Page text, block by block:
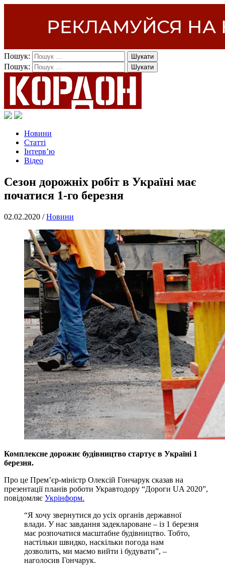
Пошук:
Пошук:
Новини
Статті
Інтерв’ю
Відео
Сезон дорожніх робіт в Україні має
початися 1-го березня
02.02.2020 /Новини
Комплексне дорожнє будівництво стартує в Україні 1
березня.
Про це Прем’єр-міністр Олексій Гончарук сказав на
презентації планів роботи Укравтодору “Дороги UA 2020”,
повідомляє Укрінформ.
“Я хочу звернутися до усіх органів державної
влади. У нас завдання задеклароване – із 1 березня
має розпочатися масштабне будівництво. Тобто,
настільки швидко, наскільки погода нам
дозволить, ми маємо вийти і будувати”, –
наголосив Гончарук.